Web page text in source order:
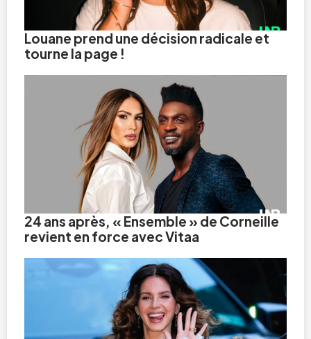
Louane prend une décision radicale et
tourne la page !
24 ans après, « Ensemble » de Corneille
revient en force avec Vitaa